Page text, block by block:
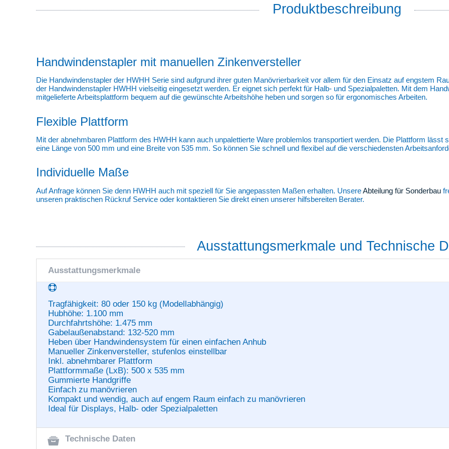
Produktbeschreibung
Handwindenstapler mit manuellen Zinkenversteller
Die Handwindenstapler der HWHH Serie sind aufgrund ihrer guten Manövrierbarkeit vor allem für den Einsatz auf engstem
der Handwindenstapler HWHH vielseitig eingesetzt werden. Er eignet sich perfekt für Halb- und Spezialpaletten. Mit dem
mitgelieferte Arbeitsplattform bequem auf die gewünschte Arbeitshöhe heben und sorgen so für ergonomisches Arbeiten.
Flexible Plattform
Mit der abnehmbaren Plattform des HWHH kann auch unpalettierte Ware problemlos transportiert werden. Die Plattform lässt
eine Länge von 500 mm und eine Breite von 535 mm. So können Sie schnell und flexibel auf die verschiedensten
Individuelle Maße
Auf Anfrage können Sie denn HWHH auch mit speziell für Sie angepassten Maßen erhalten. UnsereAbteilung für Sonderbau
unseren praktischen Rückruf Service oder kontaktieren Sie direkt einen unserer hilfsbereiten Berater.
Ausstattungsmerkmale und Technische
Ausstattungsmerkmale
Tragfähigkeit: 80 oder 150 kg (Modellabhängig)
Hubhöhe: 1.100 mm
Durchfahrtshöhe: 1.475 mm
Gabelaußenabstand: 132-520 mm
Heben über Handwindensystem für einen einfachen Anhub
Manueller Zinkenversteller, stufenlos einstellbar
Inkl. abnehmbarer Plattform
Plattformmaße (LxB): 500 x 535 mm
Gummierte Handgriffe
Einfach zu manövrieren
Kompakt und wendig, auch auf engem Raum einfach zu manövrieren
Ideal für Displays, Halb- oder Spezialpaletten
Technische Daten